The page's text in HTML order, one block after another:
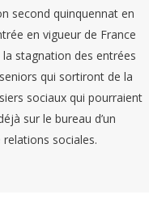
second quinquennat en
en vigueur de France
la stagnation des entrées
qui sortiront de la
sociaux qui pourraient
sur le bureau d’un
sociales.